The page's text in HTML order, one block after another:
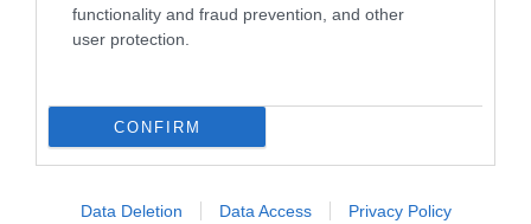
functionality and fraud prevention, and other
user protection.
CONFIRM
Data Deletion Data Access Privacy Policy
KATONAI HELIKOPTEREK SEGÍTIK AZ
VISSZATÉR EGER BELVÁROSÁNAK